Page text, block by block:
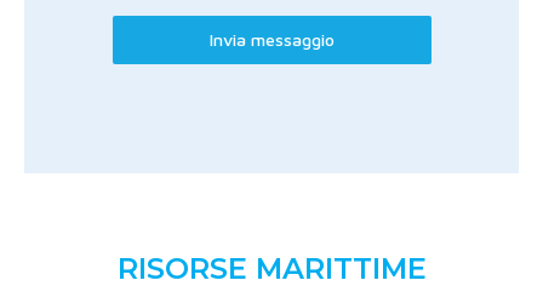
Invia messaggio
RISORSE MARITTIME